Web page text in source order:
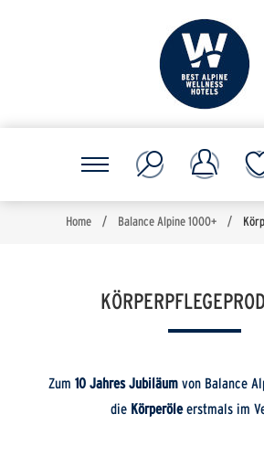
Home / Balance Alpine 1000+ /
Zum 10 Jahres Jubiläumvon Balance
die Körperöleerstmals im